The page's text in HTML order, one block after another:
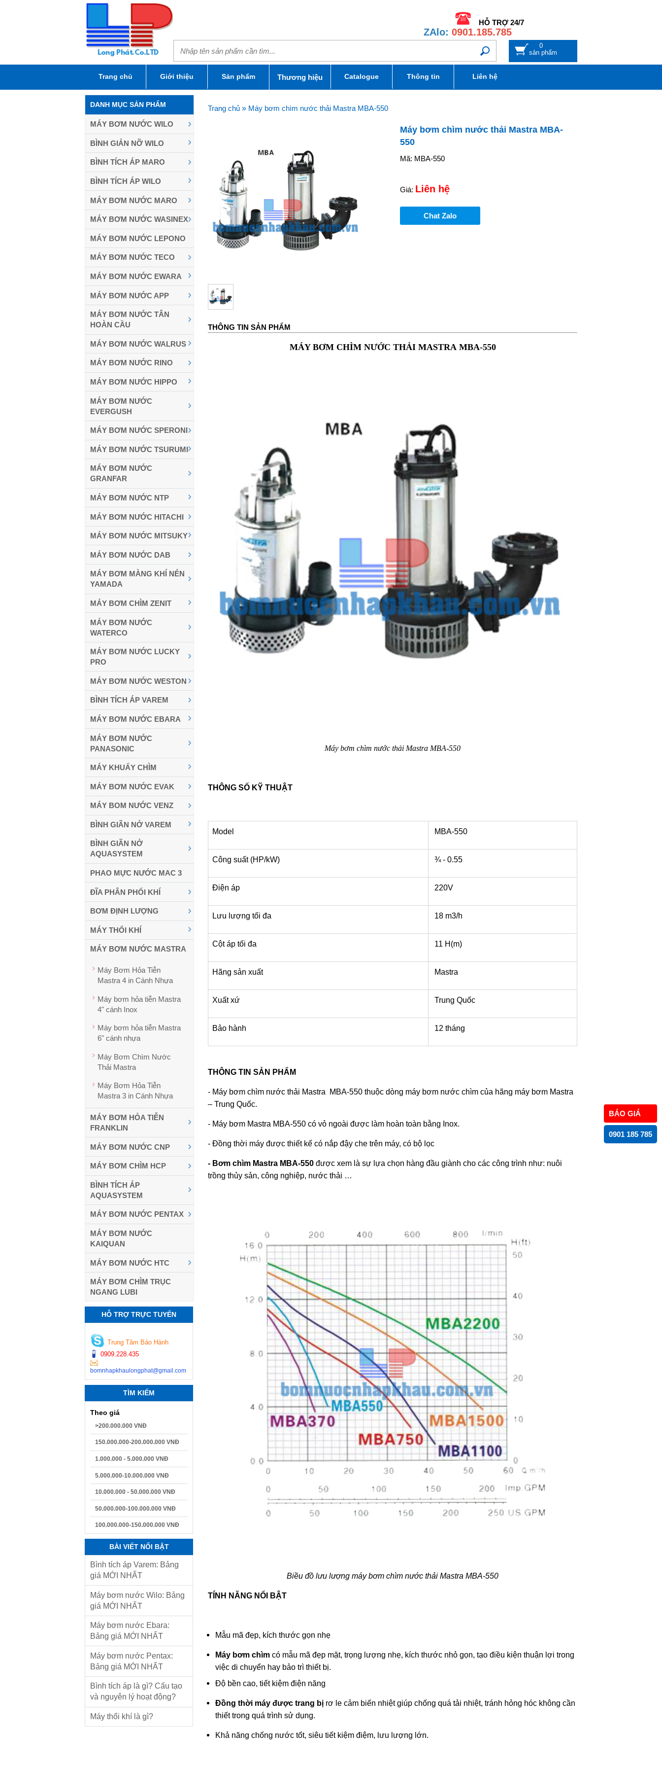
BÁO GIÁ
0901 185 785
HỖ TRỢ 24/7
ZAlo: 0901.185.785
0
sản phẩm
Trang chủ Giới thiệu Sản phẩm Thương hiệu Catalogue Thông tin Liên hệ
DANH MỤC SẢN PHẨM
MÁY BƠM NƯỚC WILO
BÌNH GIẢN NỠ WILO
BÌNH TÍCH ÁP MARO
BÌNH TÍCH ÁP WILO
MÁY BƠM NƯỚC MARO
MÁY BƠM NƯỚC WASINEX
MÁY BƠM NƯỚC LEPONO
MÁY BƠM NƯỚC TECO
MÁY BƠM NƯỚC EWARA
MÁY BƠM NƯỚC APP
MÁY BƠM NƯỚC TÂN
HOÀN CẦU
MÁY BƠM NƯỚC WALRUS
MÁY BƠM NƯỚC RINO
MÁY BƠM NƯỚC HIPPO
MÁY BƠM NƯỚC
EVERGUSH
MÁY BƠM NƯỚC SPERONI
MÁY BƠM NƯỚC TSURUMI
MÁY BƠM NƯỚC
GRANFAR
MÁY BƠM NƯỚC NTP
MÁY BƠM NƯỚC HITACHI
MÁY BƠM NƯỚC MITSUKY
MÁY BƠM NƯỚC DAB
MÁY BƠM MÀNG KHÍ NÉN
YAMADA
MÁY BƠM CHÌM ZENIT
MÁY BƠM NƯỚC
WATERCO
MÁY BƠM NƯỚC LUCKY
PRO
MÁY BƠM NƯỚC WESTON
BÌNH TÍCH ÁP VAREM
MÁY BƠM NƯỚC EBARA
MÁY BƠM NƯỚC
PANASONIC
MÁY KHUẤY CHÌM
MÁY BƠM NƯỚC EVAK
MÁY BOM NƯỚC VENZ
BÌNH GIÃN NỞ VAREM
BÌNH GIÃN NỞ
AQUASYSTEM
PHAO MỰC NƯỚC MAC 3
ĐĨA PHÂN PHỐI KHÍ
BƠM ĐỊNH LƯỢNG
MÁY THỔI KHÍ
MÁY BƠM NƯỚC MASTRA
Máy Bơm Hỏa Tiễn
Mastra 4 in Cánh Nhựa
Máy bơm hỏa tiễn Mastra
4" cánh Inox
Máy bơm hỏa tiễn Mastra
6" cánh nhựa
Máy Bơm Chìm Nước
Thải Mastra
Máy Bơm Hỏa Tiễn
Mastra 3 in Cánh Nhựa
MÁY BƠM HỎA TIỄN
FRANKLIN
MÁY BƠM NƯỚC CNP
MÁY BƠM CHÌM HCP
BÌNH TÍCH ÁP
AQUASYSTEM
MÁY BƠM NƯỚC PENTAX
MÁY BƠM NƯỚC
KAIQUAN
MÁY BƠM NƯỚC HTC
MÁY BƠM CHÌM TRỤC
NGANG LUBI
HỖ TRỢ TRỰC TUYẾN
Trung Tâm Bảo Hành
0909.228.435
bomnhapkhaulongphat@gmail.com
TÌM KIẾM
Theo giá
>200.000.000 VNĐ
150.000.000-200.000.000 VNĐ
1.000.000 - 5.000.000 VNĐ
5.000.000-10.000.000 VNĐ
10.000.000 - 50.000.000 VNĐ
50.000.000-100.000.000 VNĐ
100.000.000-150.000.000 VNĐ
BÀI VIẾT NỔI BẬT
Bình tích áp Varem: Bảng
giá MỚI NHẤT
Máy bơm nước Wilo: Bảng
giá MỚI NHẤT
Máy bơm nước Ebara:
Bảng giá MỚI NHẤT
Máy bơm nước Pentax:
Bảng giá MỚI NHẤT
Bình tích áp là gì? Cấu tạo
và nguyên lý hoạt động?
Máy thổi khí là gì?
Trang chủ » Máy bơm chìm nước thải Mastra MBA-550
Máy bơm chìm nước thải Mastra MBA-
550
Mã: MBA-550
Giá: Liên hệ
Chat Zalo
THÔNG TIN SẢN PHẨM
MÁY BƠM CHÌM NƯỚC THẢI MASTRA MBA-550
Máy bơm chìm nước thải Mastra MBA-550
THÔNG SỐ KỸ THUẬT
Model MBA-550
Công suất (HP/kW) ¾ - 0.55
Điện áp 220V
Lưu lượng tối đa 18 m3/h
Cột áp tối đa 11 H(m)
Hãng sản xuất Mastra
Xuất xứ Trung Quốc
Bảo hành 12 tháng
THÔNG TIN SẢN PHẨM
- Máy bơm chìm nước thải Mastra MBA-550 thuộc dòng máy bơm nước chìm của hãng máy bơm Mastra
– Trung Quốc.
- Máy bơm Mastra MBA-550 có vỏ ngoài được làm hoàn toàn bằng Inox.
- Đồng thời máy được thiết kế có nắp đậy che trên máy, có bộ lọc
- Bơm chìm Mastra MBA-550 được xem là sự lựa chọn hàng đầu giành cho các công trình như: nuôi
trồng thủy sản, công nghiệp, nước thải …
Biều đồ lưu lượng máy bơm chìm nước thải Mastra MBA-550
TÍNH NĂNG NỔI BẬT
Mẫu mã đẹp, kích thước gọn nhẹ
Máy bơm chìm có mẫu mã đẹp mặt, trọng lượng nhẹ, kích thước nhỏ gọn, tạo điều kiện thuận lợi trong
việc di chuyển hay bảo trì thiết bị.
Độ bền cao, tiết kiệm điện năng
Đồng thời máy được trang bị rơ le cảm biến nhiệt giúp chống quá tải nhiệt, tránh hỏng hóc không cần
thiết trong quá trình sử dụng.
Khả năng chống nước tốt, siêu tiết kiệm điệm, lưu lượng lớn.